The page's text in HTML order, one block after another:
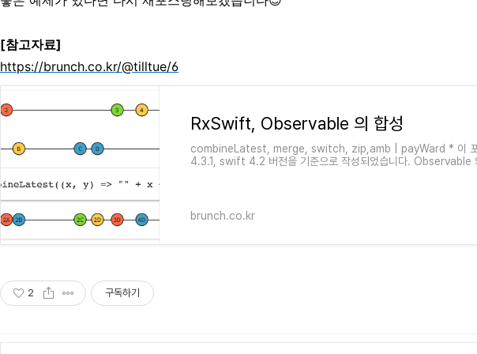
[참고자료]
https://brunch.co.kr/@tilltue/6
RxSwift, Observable 의 합성
combineLatest, merge, switch, zip,amb | payWard * 이
4.3.1, swift 4.2 버전을 기준으로 작성되었습니다. Observable
brunch.co.kr
2 구독하기